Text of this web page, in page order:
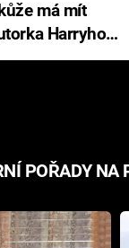
má mít
Harryho
ráznou
POŘADY NA